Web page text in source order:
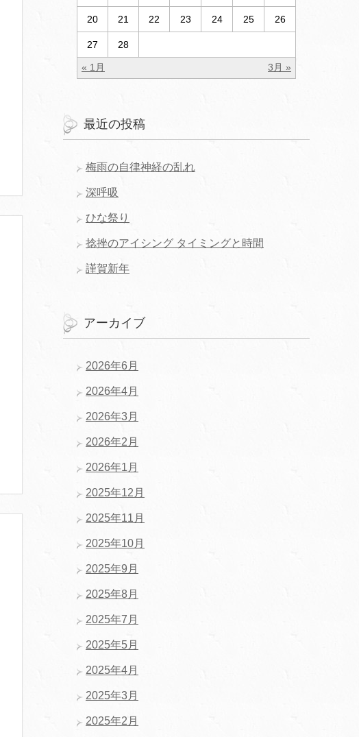
« 1月 3月 »
20 21 22 23 24 25 26
27 28
最近の投稿
梅雨の自律神経の乱れ
深呼吸
ひな祭り
捻挫のアイシング タイミングと時間
謹賀新年
アーカイブ
2026年6月
2026年4月
2026年3月
2026年2月
2026年1月
2025年12月
2025年11月
2025年10月
2025年9月
2025年8月
2025年7月
2025年5月
2025年4月
2025年3月
2025年2月